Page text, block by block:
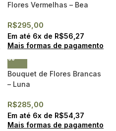
Flores Vermelhas – Bea
R$295,00
Em até 6x de R$56,27
Mais formas de pagamento
Bouquet de Flores Brancas
– Luna
R$285,00
Em até 6x de R$54,37
Mais formas de pagamento